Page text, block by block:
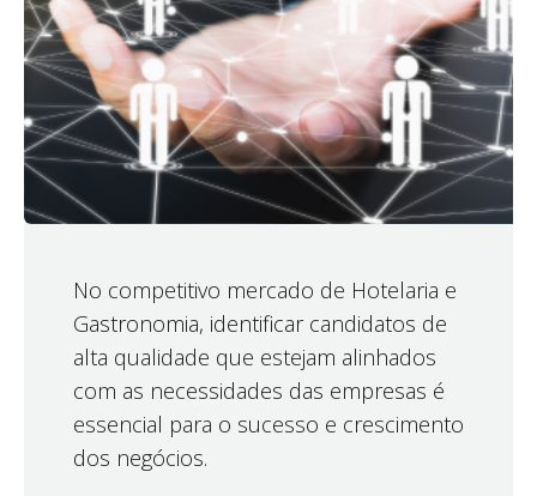
No competitivo mercado de Hotelaria e
Gastronomia, identificar candidatos de
alta qualidade que estejam alinhados
com as necessidades das empresas é
essencial para o sucesso e crescimento
dos negócios.